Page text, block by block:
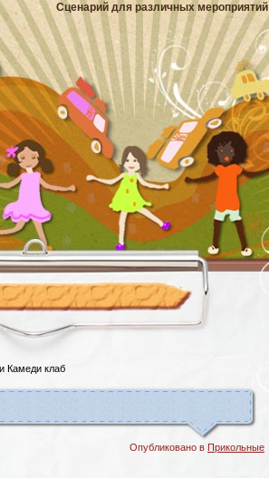
Сценарий для различных мероприятий
Камеди клаб
Опубликовано в Прикольные